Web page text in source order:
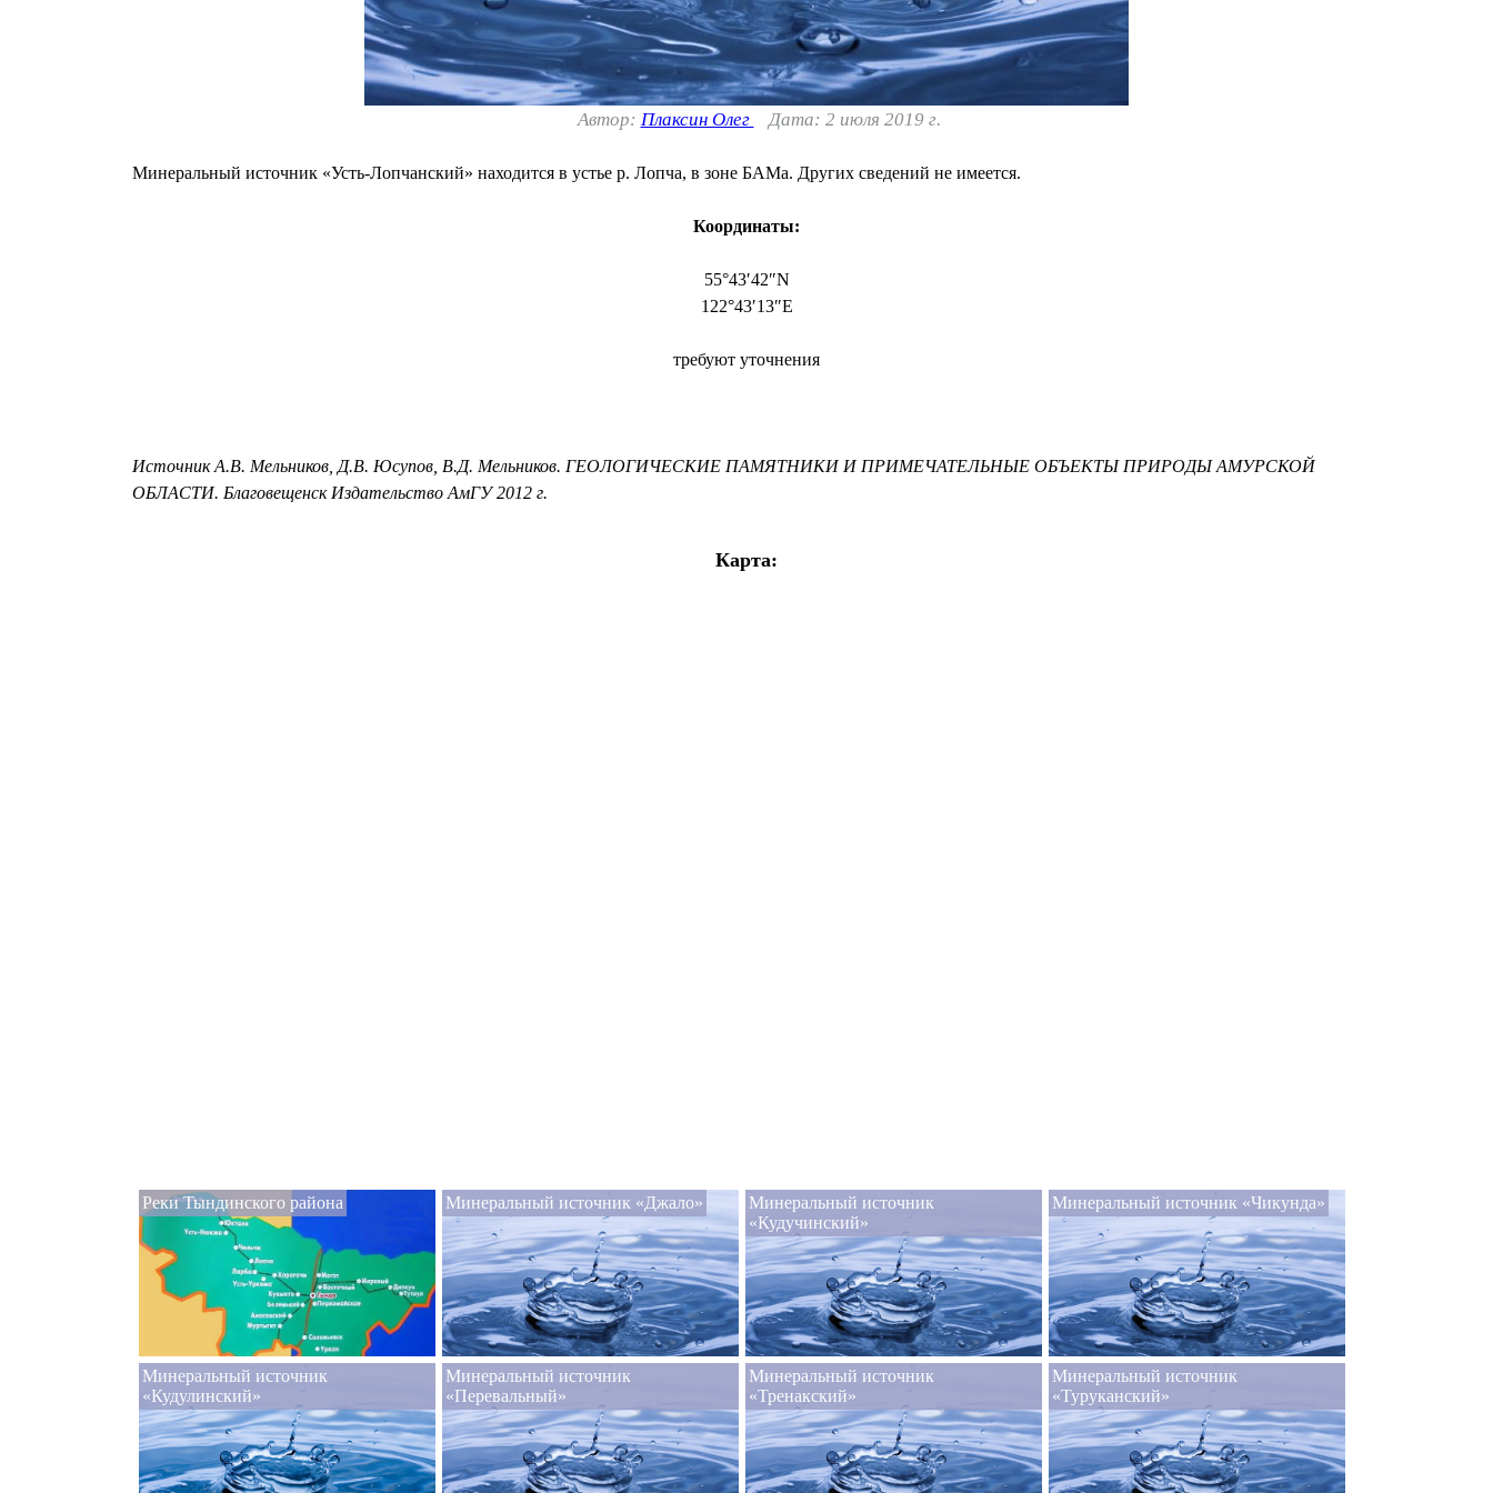
Автор: Плаксин Олег Дата: 2 июля 2019 г.
Минеральный источник «Усть-Лопчанский» находится в устье р. Лопча, в зоне БАМа. Других сведений не имеется.
Координаты:
55°43′42″N
122°43′13″E
требуют уточнения
Источник А.В. Мельников, Д.В. Юсупов, В.Д. Мельников. ГЕОЛОГИЧЕСКИЕ ПАМЯТНИКИ И ПРИМЕЧАТЕЛЬНЫЕ ОБЪЕКТЫ ПРИРОДЫ АМУРСКОЙ
ОБЛАСТИ. Благовещенск Издательство АмГУ 2012 г.
Карта:
Реки Тындинского района Минеральный источник «Джало»
Минеральный источник
«Кудучинский»
Минеральный источник «Чикунда»
Минеральный источник
«Кудулинский»
Минеральный источник
«Перевальный»
Минеральный источник
«Тренакский»
Минеральный источник
«Туруканский»